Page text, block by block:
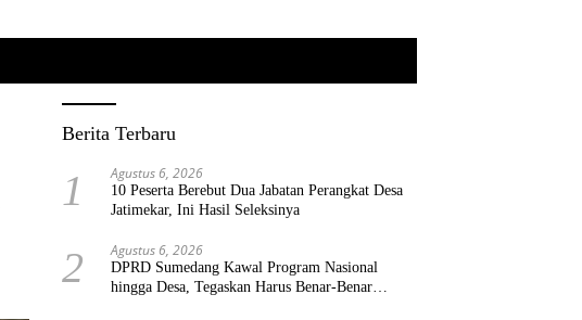
Berita Terbaru
1 Agustus 6, 2026
10 Peserta Berebut Dua Jabatan Perangkat Desa
Jatimekar, Ini Hasil Seleksinya
2 Agustus 6, 2026
DPRD Sumedang Kawal Program Nasional
hingga Desa, Tegaskan Harus Benar-Benar